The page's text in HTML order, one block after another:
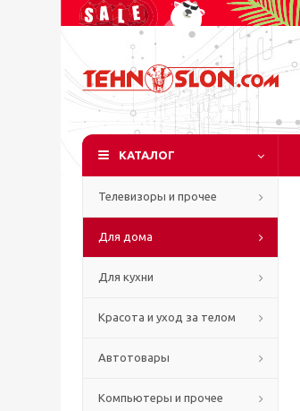
КАТАЛОГ
Телевизоры и прочее
Для дома
Для кухни
Красота и уход за телом
Автотовары
Компьютеры и прочее